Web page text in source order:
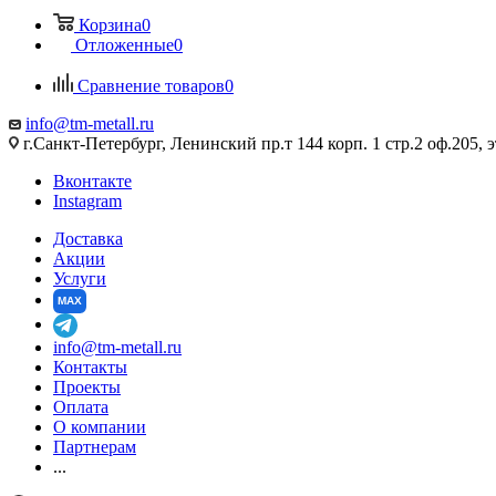
Корзина0
Отложенные0
Сравнение товаров0
info@tm-metall.ru
г.Санкт-Петербург, Ленинский пр.т 144 корп. 1 стр.2 оф.205,
Вконтакте
Instagram
Доставка
Акции
Услуги
MAX
info@tm-metall.ru
Контакты
Проекты
Оплата
О компании
Партнерам
...